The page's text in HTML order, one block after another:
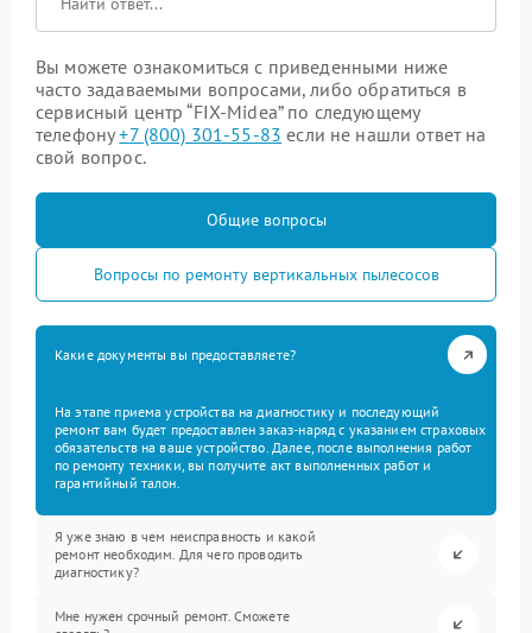
Вы можете ознакомиться с приведенными ниже
часто задаваемыми вопросами, либо обратиться в
сервисный центр “FIX-Midea” по следующему
телефону+7 (800) 301-55-83 если не нашли ответ на
свой вопрос.
Общие вопросы
Вопросы по ремонту вертикальных пылесосов
Какие документы вы предоставляете?
На этапе приема устройства на диагностику и последующий
ремонт вам будет предоставлен заказ-наряд с указанием страховых
обязательств на ваше устройство. Далее, после выполнения работ
по ремонту техники, вы получите акт выполненных работ и
гарантийный талон.
Я уже знаю в чем неисправность и какой
ремонт необходим. Для чего проводить
диагностику?
Мне нужен срочный ремонт. Сможете